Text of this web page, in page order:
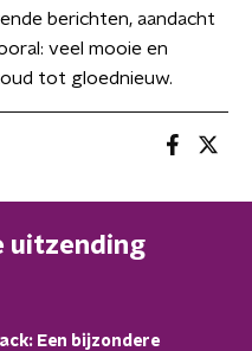
berichten, aandacht
veel mooie en
tot gloednieuw.
uitzending
Een bijzondere